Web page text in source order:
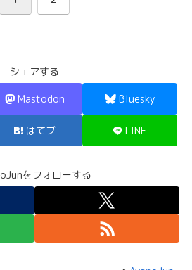
シェアする
Mastodon Bluesky
はてブ LINE
をフォローする